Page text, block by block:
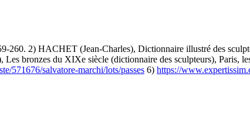
2) HACHET (Jean-Charles), Dictionnaire illustré des
bronzes du XIXe siècle (dictionnaire des sculpteurs), Paris,
571676/salvatore-marchi/lots/passes 6) https://